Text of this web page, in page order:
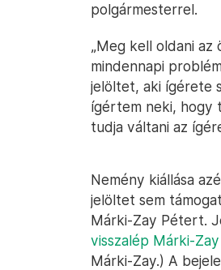
polgármesterrel.
„Meg kell oldani
mindennapi
jelöltet, aki ígérete
ígértem neki, hogy
tudja váltani az
Nemény kiállása
jelöltet sem
Márki-Zay Pétert.
visszalép Márki-
Márki-Zay.) A